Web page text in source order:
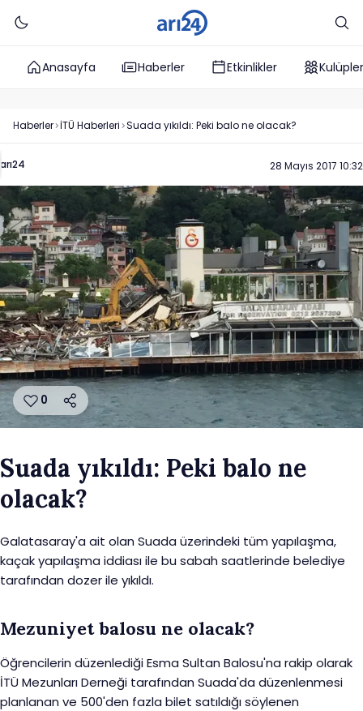
Anasayfa Haberler Etkinlikler Kulüpler
Haberler İTÜ Haberleri Suada yıkıldı: Peki balo ne olacak?
arı24 28 Mayıs 2017 10:32
0
Suada yıkıldı: Peki balo ne
olacak?
Galatasaray'a ait olan Suada üzerindeki tüm yapılaşma,
kaçak yapılaşma iddiası ile bu sabah saatlerinde belediye
tarafından dozer ile yıkıldı.
Mezuniyet balosu ne olacak?
Öğrencilerin düzenlediği Esma Sultan Balosu'na rakip olarak
İTÜ Mezunları Derneği tarafından Suada'da düzenlenmesi
planlanan ve 500'den fazla bilet satıldığı söylenen